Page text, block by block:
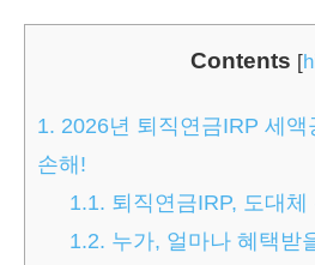
Contents [
1. 2026년 퇴직연금IRP 세
손해!
1.1. 퇴직연금IRP, 도대
1.2. 누가, 얼마나 혜택받